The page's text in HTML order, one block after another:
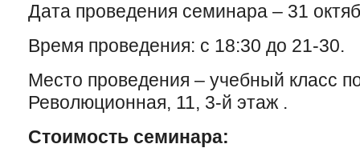
Дата проведения семинара – 31
Время проведения: с 18:30 до 21-30.
Место проведения – учебный класс
Революционная, 11, 3-й этаж .
Стоимость семинара: